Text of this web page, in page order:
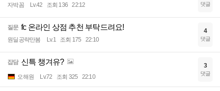
자박꼼 Lv.42 조회 136 22:12 댓글
질문 fc 온라인 상점 추천 부탁드려요!
원딜공략만봄 Lv.1 조회 175 22:10
4
댓글
잡담 신특 챙겨유?
오해원 Lv.72 조회 325 22:10
3
댓글